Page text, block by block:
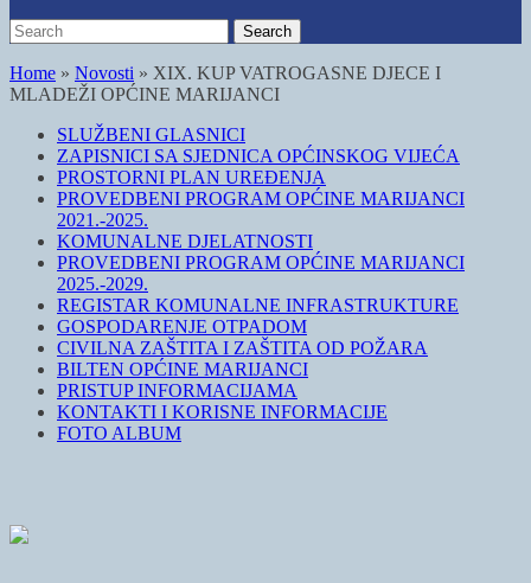
Search
for:
Search
Home » Novosti » XIX. KUP VATROGASNE DJECE I
MLADEŽI OPĆINE MARIJANCI
SLUŽBENI GLASNICI
ZAPISNICI SA SJEDNICA OPĆINSKOG VIJEĆA
PROSTORNI PLAN UREĐENJA
PROVEDBENI PROGRAM OPĆINE MARIJANCI
2021.-2025.
KOMUNALNE DJELATNOSTI
PROVEDBENI PROGRAM OPĆINE MARIJANCI
2025.-2029.
REGISTAR KOMUNALNE INFRASTRUKTURE
GOSPODARENJE OTPADOM
CIVILNA ZAŠTITA I ZAŠTITA OD POŽARA
BILTEN OPĆINE MARIJANCI
PRISTUP INFORMACIJAMA
KONTAKTI I KORISNE INFORMACIJE
FOTO ALBUM